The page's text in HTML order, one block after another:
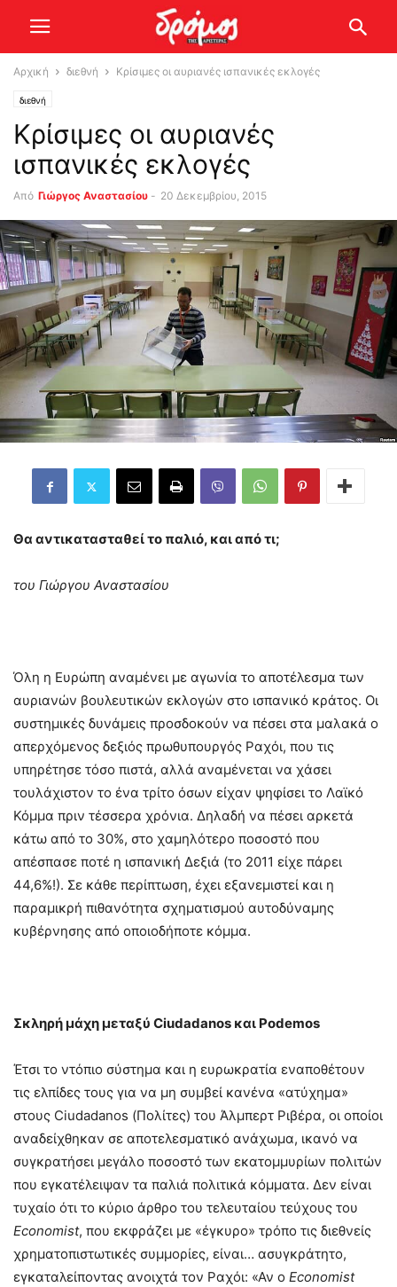
Αρχική διεθνή Κρίσιμες οι αυριανές ισπανικές εκλογές
διεθνή
Κρίσιμες οι αυριανές
ισπανικές εκλογές
Από Γιώργος Αναστασίου - 20 Δεκεμβρίου, 2015
Θα αντικατασταθεί το παλιό, και από τι;
του Γιώργου Αναστασίου
Όλη η Ευρώπη αναμένει με αγωνία το αποτέλεσμα των
αυριανών βουλευτικών εκλογών στο ισπανικό κράτος. Οι
συστημικές δυνάμεις προσδοκούν να πέσει στα μαλακά ο
απερχόμενος δεξιός πρωθυπουργός Ραχόι, που τις
υπηρέτησε τόσο πιστά, αλλά αναμένεται να χάσει
τουλάχιστον το ένα τρίτο όσων είχαν ψηφίσει το Λαϊκό
Κόμμα πριν τέσσερα χρόνια. Δηλαδή να πέσει αρκετά
κάτω από το 30%, στο χαμηλότερο ποσοστό που
απέσπασε ποτέ η ισπανική Δεξιά (το 2011 είχε πάρει
44,6%!). Σε κάθε περίπτωση, έχει εξανεμιστεί και η
παραμικρή πιθανότητα σχηματισμού αυτοδύναμης
κυβέρνησης από οποιοδήποτε κόμμα.
Σκληρή μάχη μεταξύ Ciudadanos και Podemos
Έτσι το ντόπιο σύστημα και η ευρωκρατία εναποθέτουν
τις ελπίδες τους για να μη συμβεί κανένα «ατύχημα»
στους Ciudadanos (Πολίτες) του Άλμπερτ Ριβέρα, οι οποίοι
αναδείχθηκαν σε αποτελεσματικό ανάχωμα, ικανό να
συγκρατήσει μεγάλο ποσοστό των εκατομμυρίων πολιτών
που εγκατέλειψαν τα παλιά πολιτικά κόμματα. Δεν είναι
τυχαίο ότι το κύριο άρθρο του τελευταίου τεύχους του
Economist, που εκφράζει με «έγκυρο» τρόπο τις διεθνείς
χρηματοπιστωτικές συμμορίες, είναι… ασυγκράτητο,
εγκαταλείποντας ανοιχτά τον Ραχόι: «Αν ο Economist